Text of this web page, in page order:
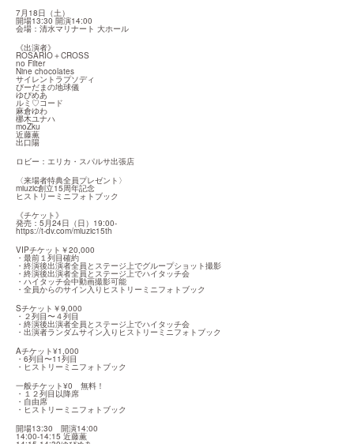
7月18日（土）
開場13:30 開演14:00
会場：清水マリナート 大ホール
《出演者》
ROSARIO＋CROSS
no Filter
Nine chocolates
サイレントラプソディ
びーだまの地球儀
ゆぴめあ
ルミ♡コード
麻倉ゆわ
梛木ユナハ
moZku
近藤薫
出口陽
ロビー：エリカ・スパルサ出張店
〈来場者特典全員プレゼント〉
miuzic創立15周年記念
ヒストリーミニフォトブック
《チケット》
https://t-dv.com/miuzic15th
VIPチケット￥20,000
・最前１列目確約
・終演後出演者全員とステージ上でグループショット撮影
・終演後出演者全員とステージ上でハイタッチ会
・ハイタッチ会中動画撮影可能
・全員からのサイン入りヒストリーミニフォトブック
Sチケット￥9,000
・２列目〜４列目
・終演後出演者全員とステージ上でハイタッチ会
・出演者ランダムサイン入りヒストリーミニフォトブック
Aチケット¥1,000
・6列目〜11列目
・ヒストリーミニフォトブック
一般チケット¥0　無料！
・１２列目以降席
・自由席
・ヒストリーミニフォトブック
開場13:30　開演14:00
14:00-14:15 近藤薫